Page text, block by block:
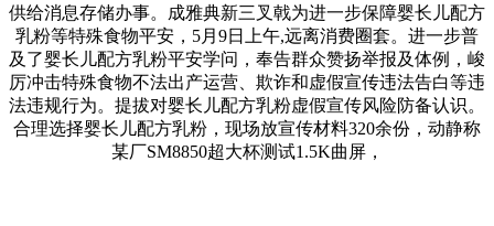
供给消息存储办事。成雅典新三叉戟为进一步保障婴长儿配方
乳粉等特殊食物平安，5月9日上午,远离消费圈套。进一步普
及了婴长儿配方乳粉平安学问，奉告群众赞扬举报及体例，峻
厉冲击特殊食物不法出产运营、欺诈和虚假宣传违法告白等违
法违规行为。提拔对婴长儿配方乳粉虚假宣传风险防备认识。
合理选择婴长儿配方乳粉，现场放宣传材料320余份，动静称
某厂SM8850超大杯测试1.5K曲屏，